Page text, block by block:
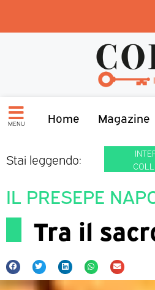
MENU Home Magazine
Stai leggendo:
IL PRESEPE
Tra il